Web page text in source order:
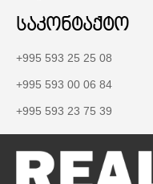
საკონტაქტო
+995 593 25 25 08
+995 593 00 06 84
+995 593 23 75 39